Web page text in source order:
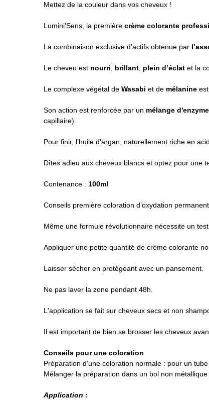
Mettez de la couleur dans vos cheveux !
Lumini'Sens, la première crème colorante
La combinaison exclusive d’actifs obtenue par
Le cheveu est nourri, brillant, plein d’éclat et la
Le complexe végétal de Wasabi et de mélanine
Son action est renforcée par un mélange
capillaire).
Pour finir, l’huile d’argan, naturellement riche en
Dîtes adieu aux cheveux blancs et optez pour une
Contenance : 100ml
Conseils première coloration d’oxydation
Même une formule révolutionnaire nécessite un
Appliquer une petite quantité de crème colorante
Laisser sécher en protégeant avec un pansement.
Ne pas laver la zone pendant 48h.
L'application se fait sur cheveux secs et non
Il est important de bien se brosser les cheveux
Conseils pour une coloration
Préparation d’une coloration normale : pour un
Mélanger la préparation dans un bol non
Application :